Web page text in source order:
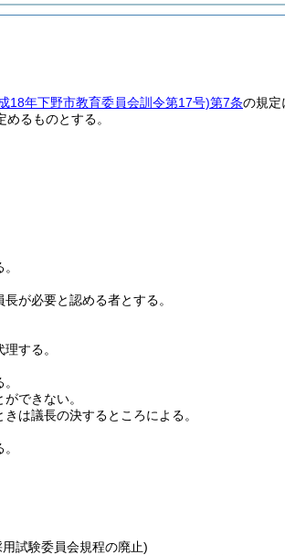
18年下野市教育委員会訓令第17号)第7条の規定
るものとする。
が必要と認める者とする。
する。
できない。
は議長の決するところによる。
試験委員会規程の廃止)